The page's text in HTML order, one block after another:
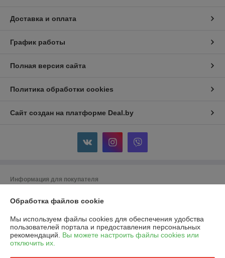
Доставка и оплата
График работы
Полная версия сайта
Политика обработки cookies
Сайт создан на платформе Deal.by
Информация для покупателя
г.ГРОДНО, ул.ЛИДСКАЯ, дом 15 А, 230025, РЕСПУБЛИКА БЕЛАРУСЬ,
Регистрационный номер ЕГР: 591048432
УНП: 591048432
Обработка файлов cookie
Мы используем файлы cookies для обеспечения удобства
пользователей портала и предоставления персональных
рекомендаций. Вы можете настроить файлы cookies или
отключить их.